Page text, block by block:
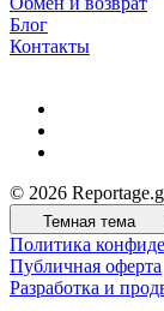
Блог
Контакты
© 2026
Темная тема
Политика
Публичная оферта
Разработка и